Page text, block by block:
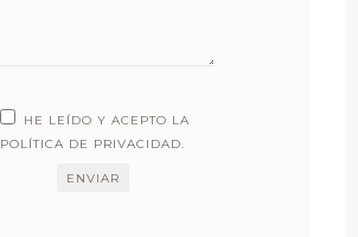
HE LEÍDO Y ACEPTO LA
POLÍTICA DE PRIVACIDAD.